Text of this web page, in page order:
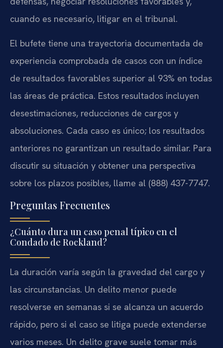
cuando es necesario, litigar en el tribunal.
El bufete tiene una trayectoria documentada de
experiencia comprobada de casos con un índice
de resultados favorables superior al 93% en todas
las áreas de práctica. Estos resultados incluyen
desestimaciones, reducciones de cargos y
absoluciones. Cada caso es único; los resultados
anteriores no garantizan un resultado similar. Para
discutir su situación y obtener una perspectiva
sobre los plazos posibles, llame al (888) 437-7747.
Preguntas Frecuentes
¿Cuánto dura un caso penal típico en el
Condado de Rockland?
La duración varía según la gravedad del cargo y
las circunstancias. Un delito menor puede
resolverse en semanas si se alcanza un acuerdo
rápido, pero si el caso se litiga puede extenderse
varios meses. Un delito grave suele tomar más